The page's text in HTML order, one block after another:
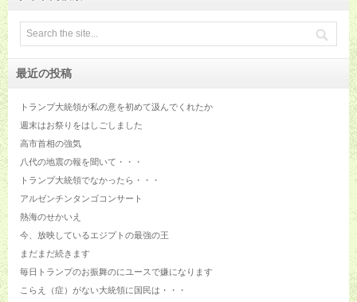
最近の投稿
トランプ大統領が私の意を初めて汲んでくれたか
週末はお祭りをはしごしました
高市首相の強気
八代の地震の報を聞いて・・・
トランプ大統領でなかったら・・・
アルゼンチンタンゴコンサート
熱海のせかいえ
今、放映しているエジプトの最強の王
まだまだ続きます
毎日トランプのお振舞のにユースで嫌になります
こらえ（症）がない大統領に国民は・・・